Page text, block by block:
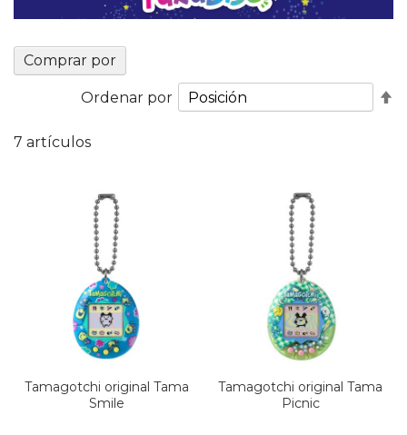
Comprar por
7 artículos
Ordenar por
Tamagotchi original Tama
Smile
Tamagotchi original Tama
Picnic